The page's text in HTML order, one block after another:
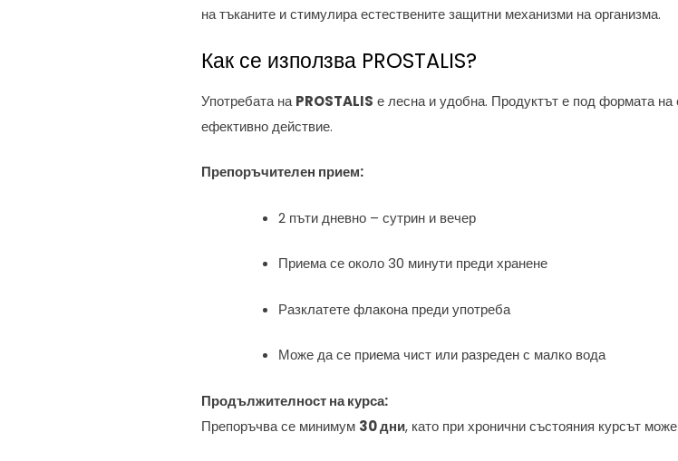
на тъканите и стимулира естествените защитни механизми на организма.
Как се използва PROSTALIS?
Употребата наPROSTALIS е лесна и удобна. Продуктът е под формата на
ефективно действие.
Препоръчителен прием:
2 пъти дневно – сутрин и вечер
Приема се около 30 минути преди хранене
Разклатете флакона преди употреба
Може да се приема чист или разреден с малко вода
Продължителност на курса:
Препоръчва се минимум 30 дни, като при хронични състояния курсът